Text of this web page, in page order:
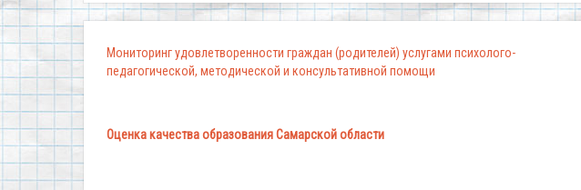
Мониторинг удовлетворенности граждан (родителей) услугами психолого-
педагогической, методической и консультативной помощи
Оценка качества образования Самарской области